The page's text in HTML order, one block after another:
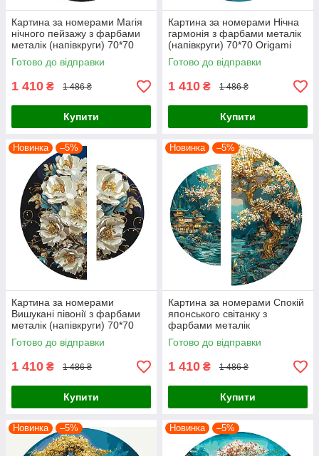
Картина за номерами Магія
нічного пейзажу з фарбами
металік (напівкруги) 70*70
Origami (OSR1006)
Готово до відправки
1 410 ₴ 1 486 ₴
Купити
Картина за номерами Нічна
гармонія з фарбами металік
(напівкруги) 70*70 Origami
(OSR1007)
Готово до відправки
1 410 ₴ 1 486 ₴
Купити
Новинка –5%
Картина за номерами
Вишукані півонії з фарбами
металік (напівкруги) 70*70
Origami (OSR1008)
Готово до відправки
1 410 ₴ 1 486 ₴
Купити
Новинка –5%
Картина за номерами Спокій
японського світанку з
фарбами металік
(напівкруги) 70*70 Origami
(OSR1009)
Готово до відправки
1 410 ₴ 1 486 ₴
Купити
Новинка –5% Новинка –5%